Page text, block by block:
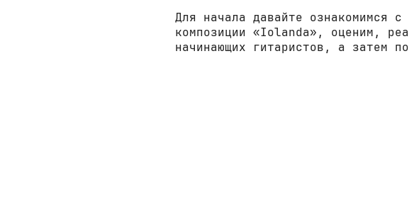
Для начала давайте ознакомимся
композиции «Iolanda», оценим,
начинающих гитаристов, а затем